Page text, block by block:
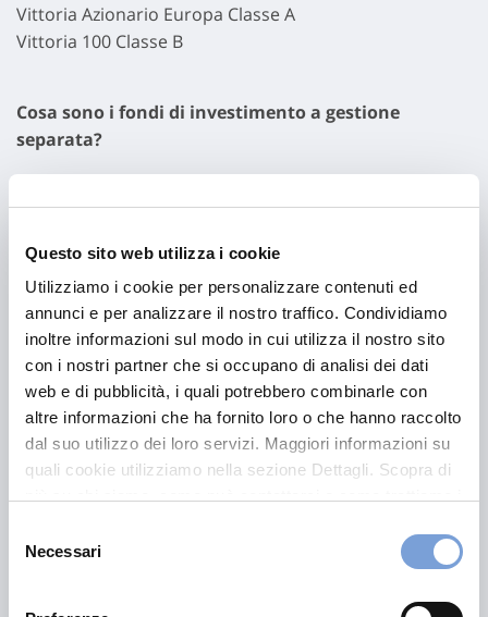
Questo sito web utilizza i cookie
Utilizziamo i cookie per personalizzare contenuti ed
annunci e per analizzare il nostro traffico. Condividiamo
inoltre informazioni sul modo in cui utilizza il nostro sito
con i nostri partner che si occupano di analisi dei dati
web e di pubblicità, i quali potrebbero combinarle con
altre informazioni che ha fornito loro o che hanno raccolto
dal suo utilizzo dei loro servizi. Maggiori informazioni su
quali cookie utilizziamo nella sezione Dettagli. Scopra di
può trovare nel footer del sito nella sezione "Informativa
delNecessari
Vittoria Azionario Europa Classe A
Vittoria 100 Classe B
Cosa sono i fondi di investimento a gestione
separata?
La Gestione Separata è un particolare fondo in cui
polizza vita. Dal rendimento ottenuto con il fondo a
gestione separata deriva la rivalutazione annua del
capitale dovuto all’assicurato.
Cosa sono i fondi di investimento Unit Linked?
Investire in polizze vita Unit Linked vuol dire scegliere
linked il contraente potrà decidere come suddividere
l’investimento tra i vari fondi interni legati a Vittoria
Assicurazioni, che presentano diversi profili di rischio.